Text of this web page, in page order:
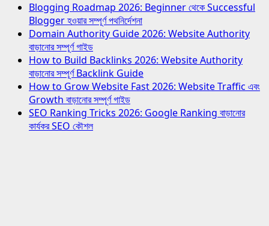
Blogging Roadmap 2026: Beginner থেকে Successful
Blogger হওয়ার সম্পূর্ণ পথনির্দেশনা
Domain Authority Guide 2026: Website Authority
বাড়ানোর সম্পূর্ণ গাইড
How to Build Backlinks 2026: Website Authority
বাড়ানোর সম্পূর্ণ Backlink Guide
How to Grow Website Fast 2026: Website Traffic এবং
Growth বাড়ানোর সম্পূর্ণ গাইড
SEO Ranking Tricks 2026: Google Ranking বাড়ানোর
কার্যকর SEO কৌশল